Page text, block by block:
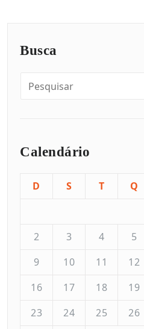
Busca
Calendário
D S T Q
2
3 4 5
9
10 11 12
16
17 18 19
23
24 25 26